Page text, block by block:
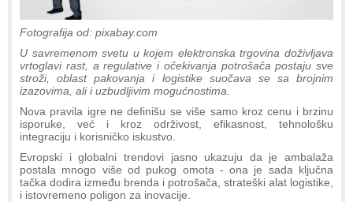
Fotografija od: pixabay.com
U savremenom svetu u kojem elektronska trgovina doživljava
vrtoglavi rast, a regulative i očekivanja potrošača postaju sve
stroži, oblast pakovanja i logistike suočava se sa brojnim
izazovima, ali i uzbudljivim mogućnostima.
Nova pravila igre ne definišu se više samo kroz cenu i brzinu
isporuke, već i kroz održivost, efikasnost, tehnološku
integraciju i korisničko iskustvo.
Evropski i globalni trendovi jasno ukazuju da je ambalaža
postala mnogo više od pukog omota - ona je sada ključna
tačka dodira između brenda i potrošača, strateški alat logistike,
i istovremeno poligon za inovacije.